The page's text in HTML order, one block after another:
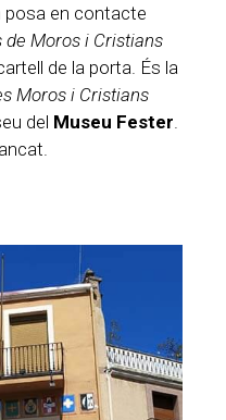
posa en contacte
de Moros i Cristians
de la porta. És la
Moros i Cristians
del Museu Fester